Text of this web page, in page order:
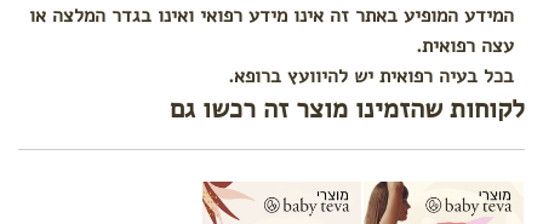
המידע המופיע באתר זה אינו מידע רפואי ואינו בגדר המלצה או
עצה רפואית.
בכל בעיה רפואית יש להיוועץ ברופא.
לקוחות שהזמינו מוצר זה רכשו גם